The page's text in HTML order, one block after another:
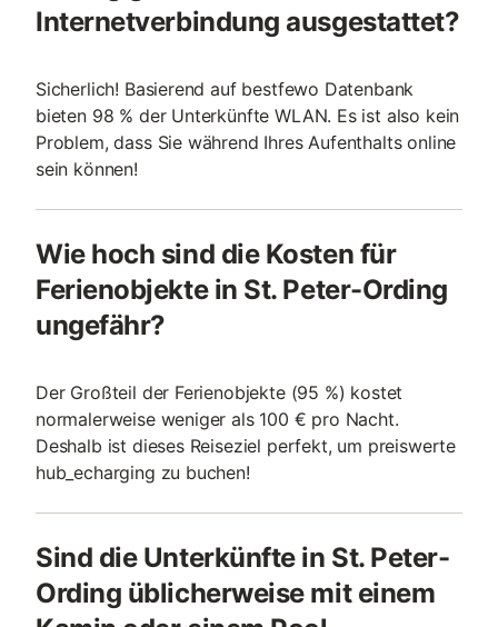
Internetverbindung ausgestattet?
Sicherlich! Basierend auf bestfewo Datenbank
bieten 98 % der Unterkünfte WLAN. Es ist also kein
Problem, dass Sie während Ihres Aufenthalts online
sein können!
Wie hoch sind die Kosten für
Ferienobjekte in St. Peter-Ording
ungefähr?
Der Großteil der Ferienobjekte (95 %) kostet
normalerweise weniger als 100 € pro Nacht.
Deshalb ist dieses Reiseziel perfekt, um preiswerte
hub_echarging zu buchen!
Sind die Unterkünfte in St. Peter-
Ording üblicherweise mit einem